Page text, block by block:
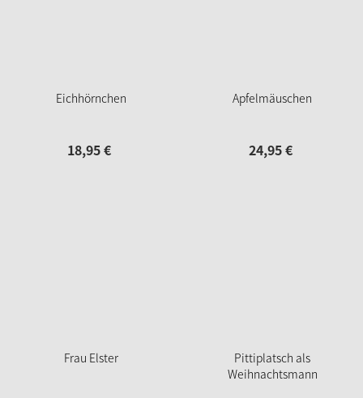
Eichhörnchen
18,95€
Apfelmäuschen
24,95€
Frau Elster
Pittiplatsch als
Weihnachtsmann